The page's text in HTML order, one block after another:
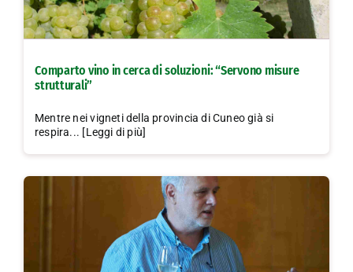
Comparto vino in cerca di soluzioni: “Servono misure
strutturali”
Mentre nei vigneti della provincia di Cuneo già si
respira... [Leggi di più]